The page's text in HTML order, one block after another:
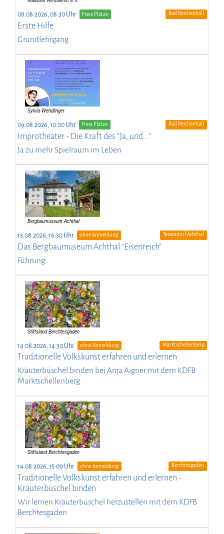
08.08.2026, 08:30 Uhr Freie Plätze Bad Reichenhall
Erste Hilfe
Grundlehrgang
09.08.2026, 10:00 Uhr Freie Plätze Bad Reichenhall
Improtheater - Die Kraft des "Ja, und..."
Ja zu mehr Spielraum im Leben
13.08.2026, 16:30 Uhr ohne Anmeldung Teisendorf-Achthal
Das Bergbaumuseum Achthal "Eisenreich"
Führung
14.08.2026, 14:30 Uhr ohne Anmeldung Marktschellenberg
Traditionelle Volkskunst erfahren und erlernen
Kräuterbüschel binden bei Anja Aigner mit dem KDFB
Marktschellenberg
14.08.2026, 15:00 Uhr ohne Anmeldung Berchtesgaden
Traditionelle Volkskunst erfahren und erlernen -
Kräuterbüschel binden
Wir lernen Kräuterbüschel herzustellen mit dem KDFB
Berchtesgaden